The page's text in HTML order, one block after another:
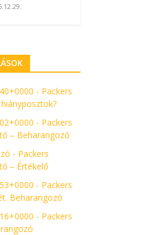
- Packers
- Packers
– Beharangozó
- Packers
– Értékelő
- Packers
Beharangozó
- Packers